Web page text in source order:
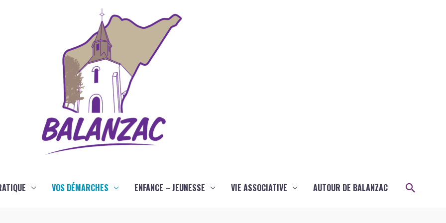
VOS DÉMARCHES ENFANCE – JEUNESSE VIE ASSOCIATIVE AUTOUR DE BALANZAC